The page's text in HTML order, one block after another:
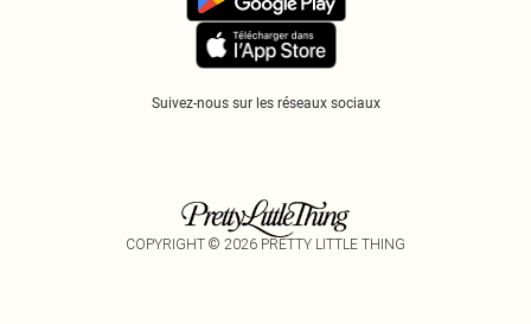
Suivez-nous sur les réseaux sociaux
COPYRIGHT © 2026 PRETTY LITTLE THING